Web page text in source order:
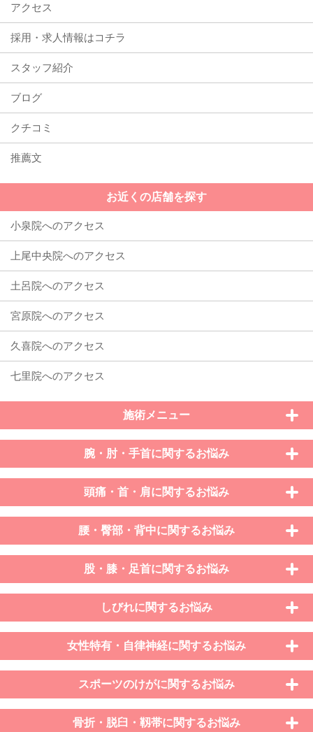
アクセス
採用・求人情報はコチラ
スタッフ紹介
ブログ
クチコミ
推薦文
お近くの店舗を探す
施術メニュー
腕・肘・手首に関するお悩み
頭痛・首・肩に関するお悩み
腰・臀部・背中に関するお悩み
股・膝・足首に関するお悩み
しびれに関するお悩み
女性特有・自律神経に関するお悩み
スポーツのけがに関するお悩み
骨折・脱臼・靱帯に関するお悩み